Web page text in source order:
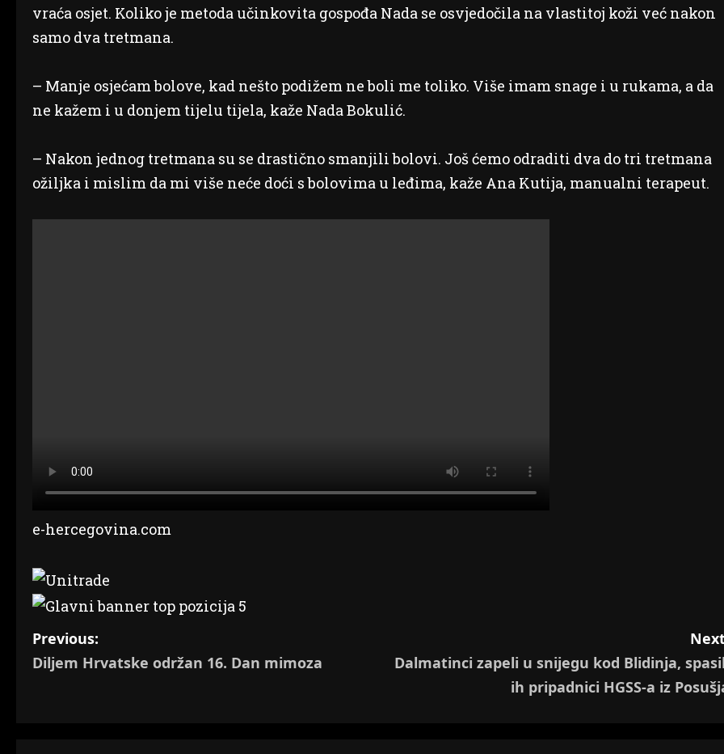
vraća osjet. Koliko je metoda učinkovita gospođa Nada se osvjedočila na vlastitoj koži već nakon
samo dva tretmana.
– Manje osjećam bolove, kad nešto podižem ne boli me toliko. Više imam snage i u rukama, a da
ne kažem i u donjem tijelu tijela, kaže Nada Bokulić.
– Nakon jednog tretmana su se drastično smanjili bolovi. Još ćemo odraditi dva do tri tretmana
ožiljka i mislim da mi više neće doći s bolovima u leđima, kaže Ana Kutija, manualni terapeut.
e-hercegovina.com
P
o
Previous:
Diljem Hrvatske održan 16. Dan mimoza
Dalmatinci zapeli u snijegu kod Blidinja,
ih pripadnici HGSS-a iz